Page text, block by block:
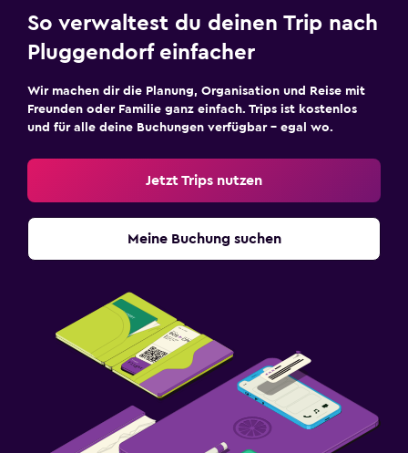
So verwaltest du deinen Trip nach
Pluggendorf einfacher
Wir machen dir die Planung, Organisation und Reise mit
Freunden oder Familie ganz einfach. Trips ist kostenlos
und für alle deine Buchungen verfügbar – egal wo.
Jetzt Trips nutzen
Meine Buchung suchen